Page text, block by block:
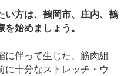
い方は、鶴岡市、庄内、鶴
始めましょう。
に伴って生じた、筋肉組
に十分なストレッチ・ウ